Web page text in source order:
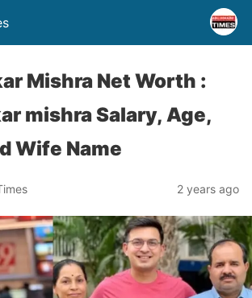
Mishra Net Worth :
mishra Salary, Age,
Wife Name
2 years ago